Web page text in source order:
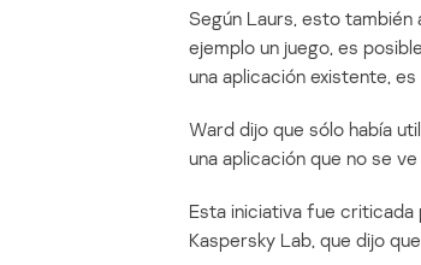
Según Laurs, esto también
ejemplo un juego, es
una aplicación existente,
Ward dijo que sólo había
una aplicación que no se
Esta iniciativa fue criticada
Kaspersky Lab, que dijo